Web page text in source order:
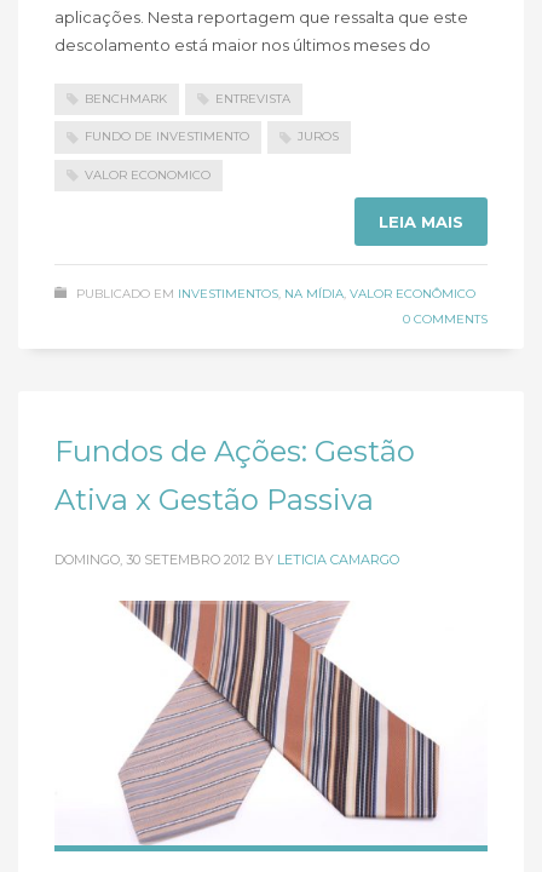
aplicações. Nesta reportagem que ressalta que este
descolamento está maior nos últimos meses do
BENCHMARK ENTREVISTA
FUNDO DE INVESTIMENTO JUROS
VALOR ECONOMICO
LEIA MAIS
PUBLICADO EM INVESTIMENTOS, NA MÍDIA, VALOR ECONÔMICO
0 COMMENTS
Fundos de Ações: Gestão
Ativa x Gestão Passiva
DOMINGO, 30 SETEMBRO 2012 BY LETICIA CAMARGO